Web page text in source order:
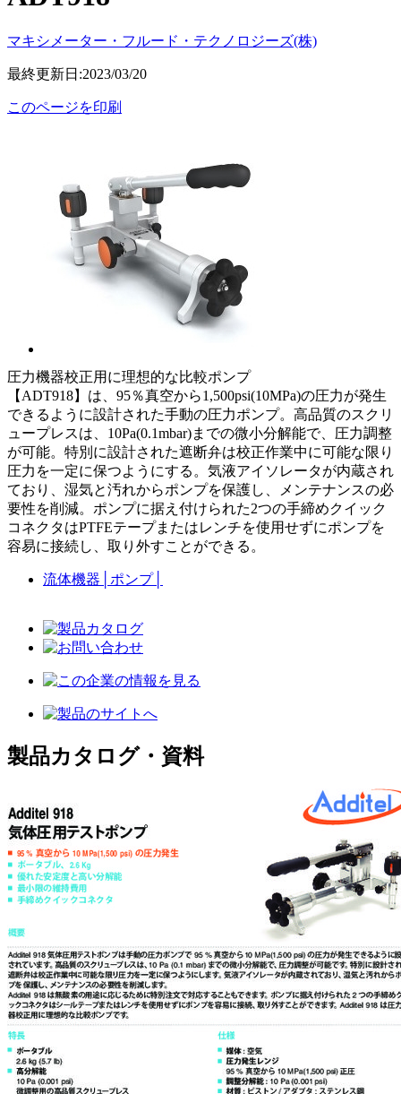
マキシメーター・フルード・テクノロジーズ(株)
最終更新日:2023/03/20
このページを印刷
圧力機器校正用に理想的な比較ポンプ
【ADT918】は、95％真空から1,500psi(10MPa)の圧力が発生
できるように設計された手動の圧力ポンプ。高品質のスクリ
ュープレスは、10Pa(0.1mbar)までの微小分解能で、圧力調整
が可能。特別に設計された遮断弁は校正作業中に可能な限り
圧力を一定に保つようにする。気液アイソレータが内蔵され
ており、湿気と汚れからポンプを保護し、メンテナンスの必
要性を削減。ポンプに据え付けられた2つの手締めクイック
コネクタはPTFEテープまたはレンチを使用せずにポンプを
容易に接続し、取り外すことができる。
流体機器 ポンプ│
製品カタログ・資料